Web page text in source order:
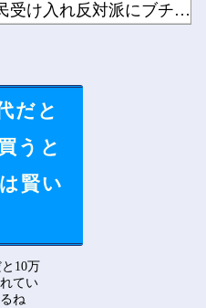
【正論】ホリエモン、移民受け入れ反対派にブチギレ→スタジオ誰...
Powered by livedoor 相互RSS
だと
うと
賢い